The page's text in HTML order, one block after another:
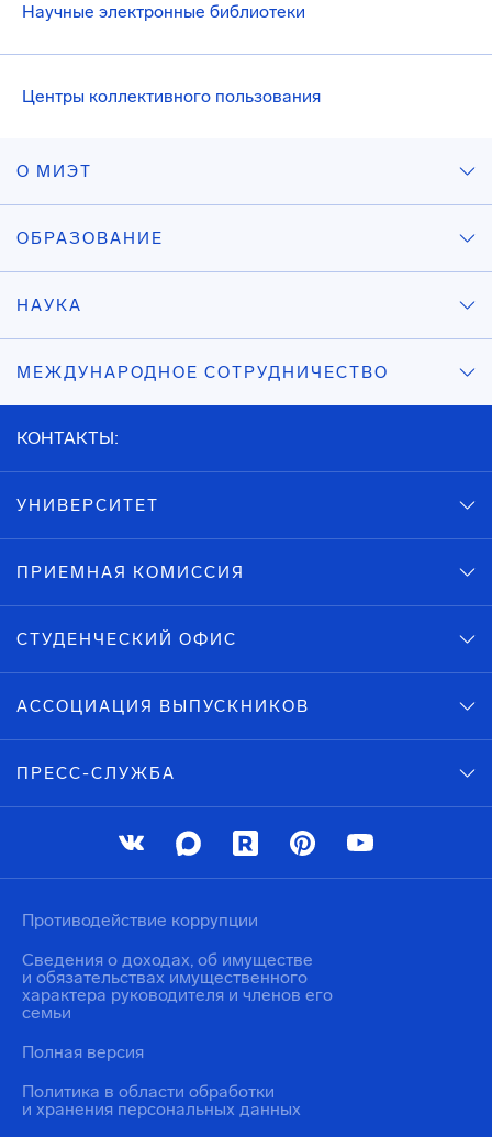
Научные электронные библиотеки
Центры коллективного пользования
О МИЭТ
ОБРАЗОВАНИЕ
НАУКА
МЕЖДУНАРОДНОЕ СОТРУДНИЧЕСТВО
КОНТАКТЫ:
УНИВЕРСИТЕТ
ПРИЕМНАЯ КОМИССИЯ
СТУДЕНЧЕСКИЙ ОФИС
АССОЦИАЦИЯ ВЫПУСКНИКОВ
ПРЕСС-СЛУЖБА
Политика в области обработки
и хранения персональных данных
Противодействие коррупции
Сведения о доходах, об имуществе
и обязательствах имущественного
характера руководителя и членов его
семьи
Полная версия